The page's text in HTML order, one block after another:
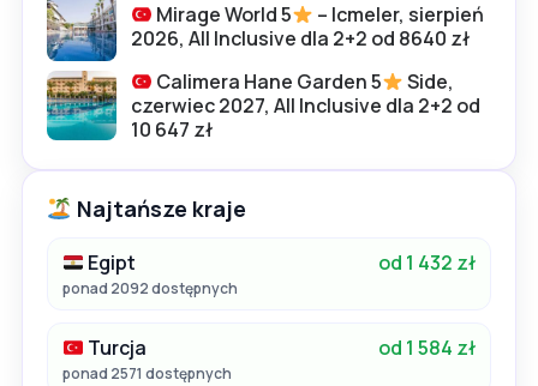
Mirage World 5
– Icmeler, sierpień
2026, All Inclusive dla 2+2 od 8640 zł
Calimera Hane Garden 5
Side,
czerwiec 2027, All Inclusive dla 2+2 od
10 647 zł
Najtańsze kraje
Egipt od 1 432 zł
ponad 2092 dostępnych
Turcja od 1 584 zł
ponad 2571 dostępnych